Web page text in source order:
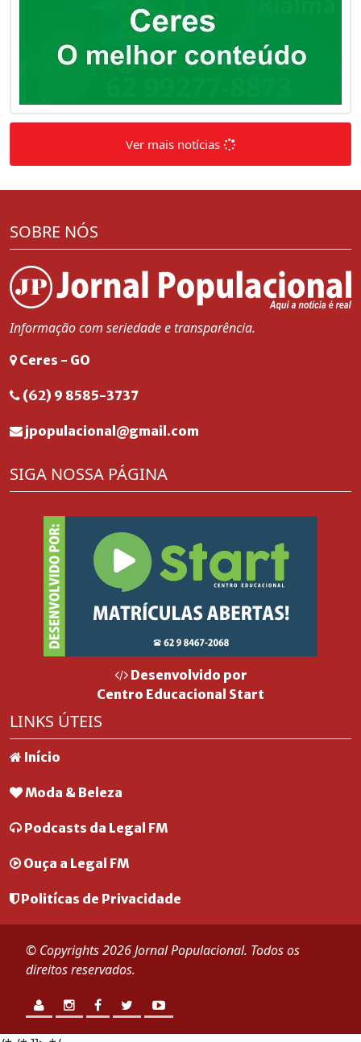
Ver mais notícias
SOBRE NÓS
Informação com seriedade e transparência.
Ceres - GO
(62) 9 8585-3737
jpopulacional@gmail.com
SIGA NOSSA PÁGINA
Desenvolvido por
Centro Educacional Start
LINKS ÚTEIS
Início
Moda & Beleza
Podcasts da Legal FM
Ouça a Legal FM
Politícas de Privacidade
© Copyrights 2026 Jornal Populacional. Todos os
direitos reservados.